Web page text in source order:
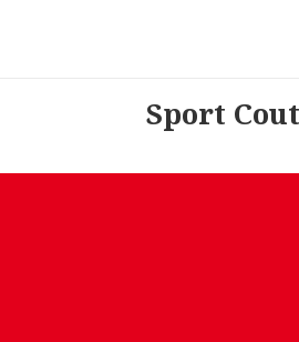
Sport